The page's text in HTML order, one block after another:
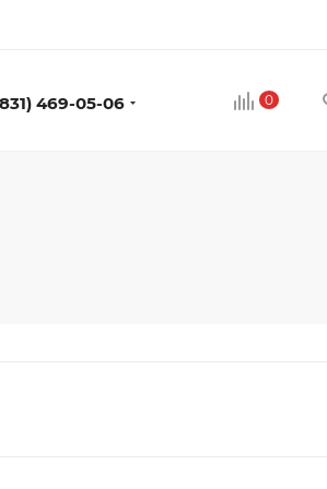
469-05-06 0